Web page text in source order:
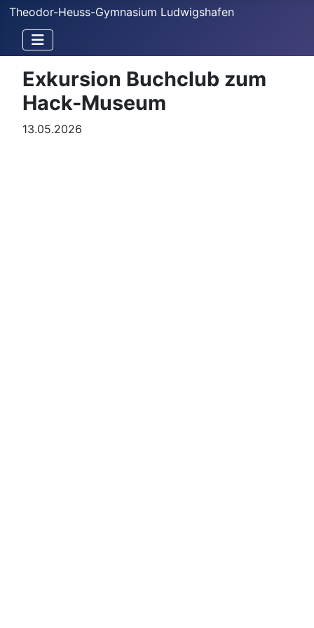
Theodor-Heuss-Gymnasium Ludwigshafen
Exkursion Buchclub zum
Hack-Museum
13.05.2026